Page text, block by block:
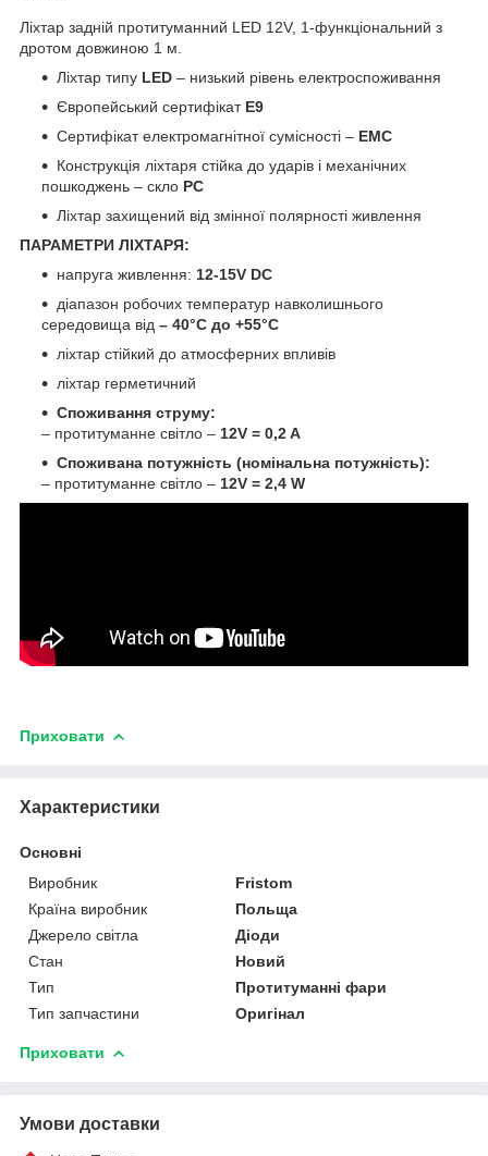
Ліхтар задній протитуманний LED 12V, 1-функціональний з
дротом довжиною 1 м.
Ліхтар типу LED – низький рівень електроспоживання
Європейський сертифікат E9
Сертифікат електромагнітної сумісності – EMC
Конструкція ліхтаря стійка до ударів і механічних
пошкоджень – скло PC
Ліхтар захищений від змінної полярності живлення
ПАРАМЕТРИ ЛІХТАРЯ:
напруга живлення: 12-15V DC
діапазон робочих температур навколишнього
середовища від – 40°C до +55°C
ліхтар стійкий до атмосферних впливів
ліхтар герметичний
Споживання струму:
– протитуманне світло – 12V = 0,2 A
Споживана потужність (номінальна потужність):
– протитуманне світло – 12V = 2,4 W
Приховати
Характеристики
Основні
Виробник
Fristom
Країна виробник
Польща
Джерело світла
Діоди
Стан
Новий
Тип
Протитуманні фари
Тип запчастини
Оригінал
Приховати
Умови доставки